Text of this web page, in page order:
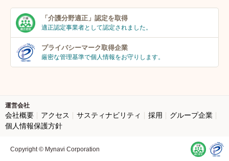
「介護分野適正」 認定を取得
適正認定事業者として認定されました。
プライバシーマーク取得企業
厳密な管理基準で個人情報をお守りします。
運営会社
会社概要 アクセス サスティナビリティ 採用
グループ企業
個人情報保護方針
Copyright © Mynavi Corporation